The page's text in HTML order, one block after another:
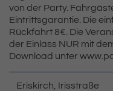
von der Party.
Eintrittsgarantie. Die
Rückfahrt 8€. Die
der Einlass NUR mit
Download unter
Eriskirch, Irisstraße